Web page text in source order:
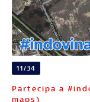
11/34
Partecipa a #indovinalostadio (immagine da google
maps)